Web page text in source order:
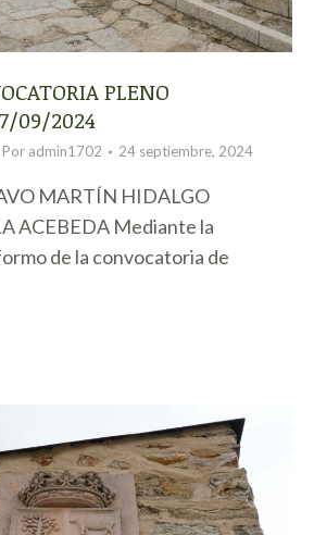
PLENO
09/2024
Por admin1702 24 septiembre, 2024
MARTÍN HIDALGO
ACEBEDA Mediante la
de la convocatoria de